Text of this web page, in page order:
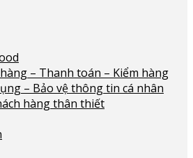
– Thanh toán – Kiểm hàng
– Bảo vệ thông tin cá nhân
hàng thân thiết